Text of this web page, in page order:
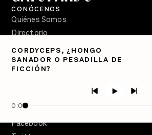
CORDYCEPS, ¿HONGO
SANADOR O PESADILLA DE
FICCIÓN?
0:00
CONÓCENOS
Quiénes Somos
Directorio
PÓDCASTS
Semanario Gatopardo
Facebook